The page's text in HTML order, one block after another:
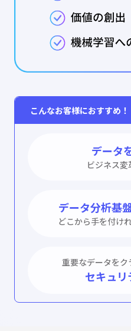
こんなお客様におすすめ！
データ
ビジネス
データ分析基
どこから手を付け
重要なデータを
セキュリ